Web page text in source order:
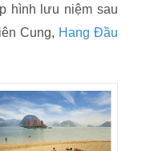
hình lưu niệm sau
Cung, Hang Đầu